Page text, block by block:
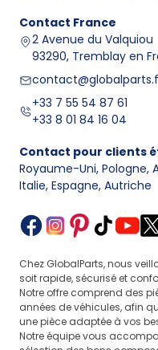
Contact France
2 Avenue du Valquiou
93290, Tremblay en
+33 7 55 54 87 61
+33 8 01 84 16 04
Contact pour clients
Royaume-Uni, Pologne,
Italie, Espagne, Autriche
Chez GlobalParts, nous
soit rapide, sécurisé et
Notre offre comprend des
années de véhicules, afin
une pièce adaptée à vos
Notre équipe vous